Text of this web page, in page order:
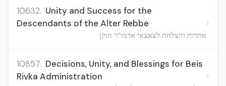
10632. Unity and Success for the
Descendants of the Alter Rebbe
אחדות והצלחה לצאצאי אדמו"ר הזקן
›
10857. Decisions, Unity, and Blessings for Beis
Rivka Administration
›